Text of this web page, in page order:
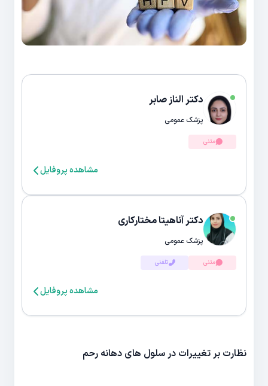
دکتر الناز صابر
پزشک عمومی
متنی
مشاهده پروفایل
دکتر آناهیتا مختارکاری
پزشک عمومی
متنی تلفنی
مشاهده پروفایل
نظارت بر تغییرات در سلول های دهانه رحم